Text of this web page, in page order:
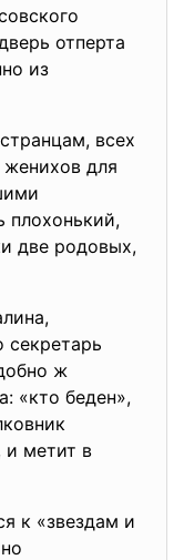
отперта
из
всех
для
две родовых,
секретарь
ж
«кто беден»,
метит в
к «звездам и